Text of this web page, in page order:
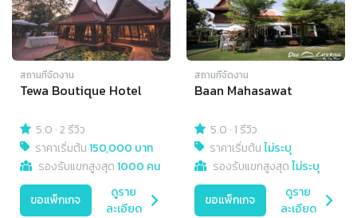
สถานที่จัดงาน
Tewa Boutique Hotel
5.0 ·2 รีวิว
ราคาเริ่มต้น150,000 บาท
รองรับแขกสูงสุด1000 คน
ขอแพ็กเกจ
ดูราย
ละเอียด
สถานที่จัดงาน
Baan Mahasawat
5.0 ·1 รีวิว
ราคาเริ่มต้นไม่ระบุ
รองรับแขกสูงสุดไม่ระบุ
ขอแพ็กเกจ
ดูราย
ละเอียด